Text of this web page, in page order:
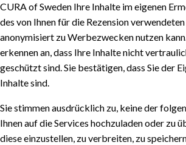
CURA of Sweden Ihre Inhalte im eigenen
des von Ihnen für die Rezension
anonymisiert zu Werbezwecken nutzen
erkennen an, dass Ihre Inhalte nicht
geschützt sind. Sie bestätigen, dass Sie der
Inhalte sind.
Sie stimmen ausdrücklich zu, keine der
Ihnen auf die Services hochzuladen oder zu
diese einzustellen, zu verbreiten, zu